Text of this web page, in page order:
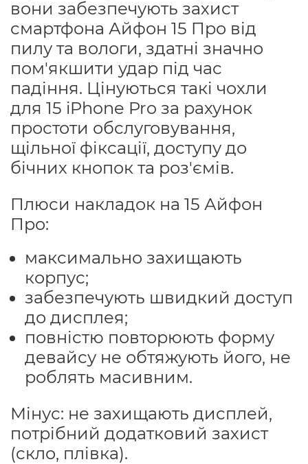
вони забезпечують захист
смартфона Айфон 15 Про від
пилу та вологи, здатні значно
пом'якшити удар під час
падіння. Цінуються такі чохли
для 15 iPhone Pro за рахунок
простоти обслуговування,
щільної фіксації, доступу до
бічних кнопок та роз'ємів.
Плюси накладок на 15 Айфон
Про:
максимально захищають
корпус;
забезпечують швидкий доступ
до дисплея;
повністю повторюють форму
девайсу не обтяжують його, не
роблять масивним.
Мінус: не захищають дисплей,
потрібний додатковий захист
(скло, плівка).